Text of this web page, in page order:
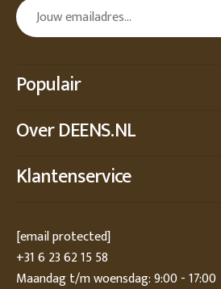
Populair
Over DEENS.NL
Klantenservice
[email protected]
+31 6 23 62 15 58
Maandag t/m woensdag: 9:00 - 17:00